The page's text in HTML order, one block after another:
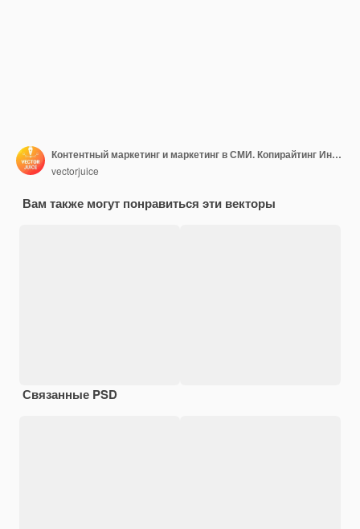
Контентный маркетинг и маркетинг в СМИ. Копирайтинг Интернет-реклама. Рекламная статья, новости, трансляция. Блогер, человек, держащий мегафон.
vectorjuice
Вам также могут понравиться эти векторы
Связанные PSD